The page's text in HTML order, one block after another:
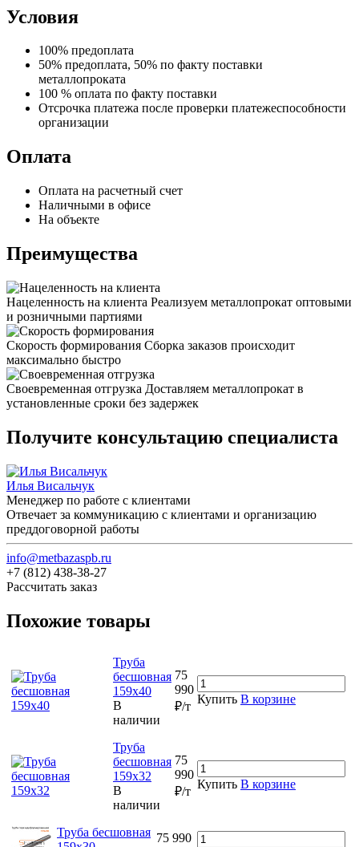
Условия
100% предоплата
50% предоплата, 50% по факту поставки
металлопроката
100 % оплата по факту поставки
Отсрочка платежа после проверки платежеспособности
организации
Оплата
Оплата на расчетный счет
Наличными в офисе
На объекте
Преимущества
Нацеленность на клиента Реализуем металлопрокат оптовыми
и розничными партиями
Скорость формирования Сборка заказов происходит
максимально быстро
Своевременная отгрузка Доставляем металлопрокат в
установленные сроки без задержек
Получите консультацию специалиста
Илья Висальчук
Менеджер по работе с клиентами
Отвечает за коммуникацию с клиентами и организацию
преддоговорной работы
info@metbazaspb.ru
+7 (812) 438-38-27
Рассчитать заказ
Похожие товары
Труба
бесшовная
159х40
В
наличии
75
990
₽/т
Купить В корзине
Труба
бесшовная
159х32
В
наличии
75
990
₽/т
Купить В корзине
Труба бесшовная 75 990